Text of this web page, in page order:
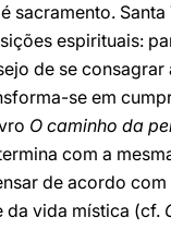
sacramento.
espirituais:
de se
se em
O caminho da
com a
de acordo
da vida mística (cf.